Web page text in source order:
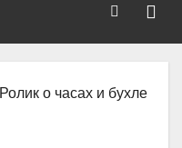
Ролик о часах и бухле